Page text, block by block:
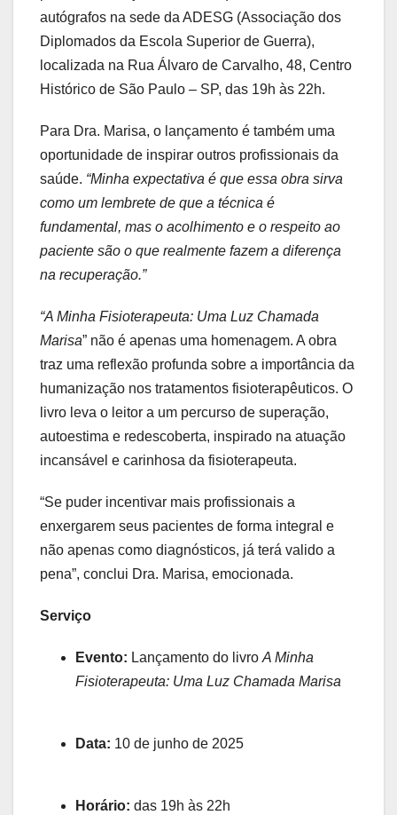
autógrafos na sede da ADESG (Associação dos
Diplomados da Escola Superior de Guerra),
localizada na Rua Álvaro de Carvalho, 48, Centro
Histórico de São Paulo – SP, das 19h às 22h.
Para Dra. Marisa, o lançamento é também uma
oportunidade de inspirar outros profissionais da
saúde. “Minha expectativa é que essa obra sirva
como um lembrete de que a técnica é
fundamental, mas o acolhimento e o respeito ao
paciente são o que realmente fazem a diferença
na recuperação.”
“A Minha Fisioterapeuta: Uma Luz Chamada
Marisa” não é apenas uma homenagem. A obra
traz uma reflexão profunda sobre a importância da
humanização nos tratamentos fisioterapêuticos. O
livro leva o leitor a um percurso de superação,
autoestima e redescoberta, inspirado na atuação
incansável e carinhosa da fisioterapeuta.
“Se puder incentivar mais profissionais a
enxergarem seus pacientes de forma integral e
não apenas como diagnósticos, já terá valido a
pena”, conclui Dra. Marisa, emocionada.
Serviço
Evento: Lançamento do livro A Minha
Fisioterapeuta: Uma Luz Chamada Marisa
Data: 10 de junho de 2025
Horário: das 19h às 22h